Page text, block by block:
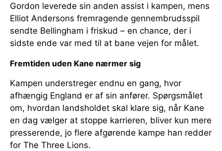
Gordon leverede sin anden assist i kampen, mens
Elliot Andersons fremragende gennembrudsspil
sendte Bellingham i friskud – en chance, der i
sidste ende var med til at bane vejen for målet.
Fremtiden uden Kane nærmer sig
Kampen understreger endnu en gang, hvor
afhængig England er af sin anfører. Spørgsmålet
om, hvordan landsholdet skal klare sig, når Kane
en dag vælger at stoppe karrieren, bliver kun mere
presserende, jo flere afgørende kampe han redder
for The Three Lions.